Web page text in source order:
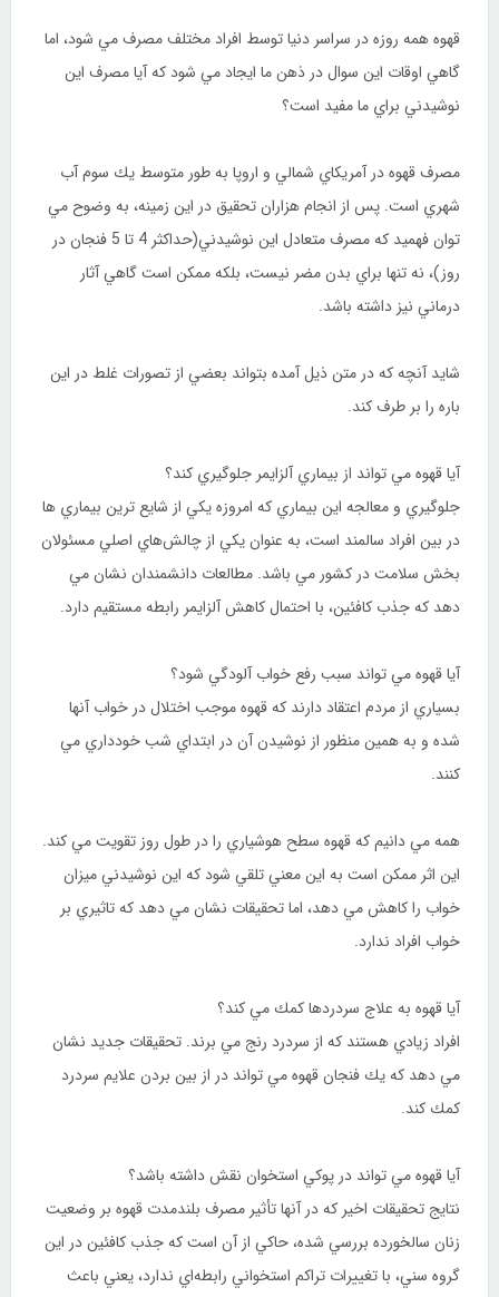
قهوه همه روزه در سراسر دنيا توسط افراد مختلف مصرف مي ‌شود، اما
گاهي اوقات اين سوال در ذهن ما ايجاد مي ‌شود كه آيا مصرف اين
نوشيدني براي ما مفيد است؟
مصرف قهوه در آمريكاي شمالي و اروپا به طور متوسط يك سوم آب
شهري است. پس از انجام هزاران تحقيق در اين زمينه، به وضوح مي‌
توان فهميد كه مصرف متعادل اين نوشيدني(حداكثر 4 تا 5 فنجان در
روز)، نه تنها براي بدن مضر نيست، بلكه ممكن است گاهي آثار
درماني نيز داشته باشد.
شايد آنچه که در متن ذيل آمده بتواند بعضي از تصورات غلط در اين
باره را بر طرف كند.
آيا قهوه مي ‌تواند از بيماري آلزايمر جلوگيري کند؟
جلوگيري و معالجه اين بيماري كه امروزه يكي از شايع ترين بيماري ها
در بين افراد سالمند است، به عنوان يكي از چالش‌هاي اصلي مسئولان
بخش سلامت در کشور مي باشد. مطالعات دانشمندان نشان مي
‌دهد كه جذب کافئين، با احتمال كاهش آلزايمر رابطه مستقيم دارد.
آيا قهوه مي ‌تواند سبب رفع خواب آلودگي شود؟
بسياري از مردم اعتقاد دارند كه قهوه موجب اختلال در خواب آنها
شده و به همين منظور از نوشيدن آن در ابتداي شب خودداري مي
‌كنند.
همه مي ‌دانيم كه قهوه سطح هوشياري را در طول روز تقويت مي‌‌ کند.
اين اثر ممكن است به اين معني تلقي شود كه اين نوشيدني ميزان
خواب را كاهش مي‌ دهد، اما تحقيقات نشان مي ‌دهد كه تاثيري بر
خواب افراد ندارد.
آيا قهوه به علاج سردردها كمك مي ‌كند؟
افراد زيادي هستند كه از سردرد رنج مي ‌برند. تحقيقات جديد نشان
مي ‌دهد كه يك فنجان قهوه مي ‌تواند در از بين بردن علايم سردرد
كمك كند.
آيا قهوه مي‌ تواند در پوكي استخوان نقش داشته باشد؟
نتايج تحقيقات اخير كه در آنها تأثير مصرف بلندمدت قهوه بر وضعيت
زنان سالخورده بررسي شده، حاكي از آن است كه جذب کافئين در اين
گروه سني، با تغييرات تراكم استخواني رابطه‌اي ندارد، يعني باعث